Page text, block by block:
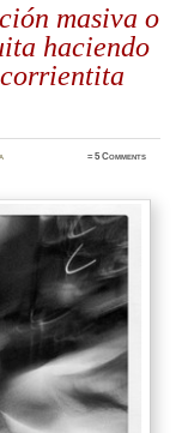
masiva o
haciendo
≈5 Comments